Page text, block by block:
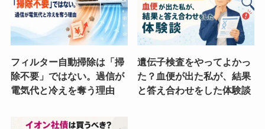
フィルター自動掃除は「掃
除不要」ではない。過信が
電気代と冷えを奪う理由
遺伝子検査をやってよかっ
た？血便が出た私が、結果
と答え合わせをした体験談